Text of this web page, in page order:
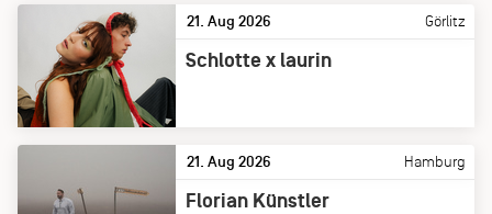
Görlitz
21. Aug 2026
Schlotte x laurin
Hamburg
21. Aug 2026
Florian Künstler